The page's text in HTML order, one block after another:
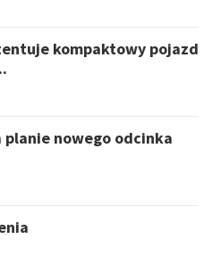
kompaktowy pojazd
planie nowego odcinka